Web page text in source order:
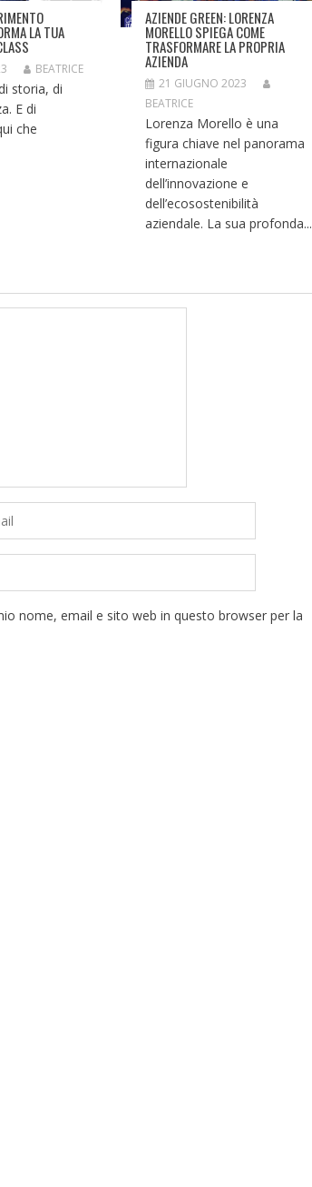
LA TUA
BEATRICE
storia, di
E di
che
AZIENDE GREEN: LORENZA
MORELLO SPIEGA COME
TRASFORMARE LA PROPRIA
AZIENDA
21 GIUGNO 2023
BEATRICE
Lorenza Morello è una
figura chiave nel panorama
internazionale
dell’innovazione e
dell’ecosostenibilità
aziendale. La sua profonda...
nome, email e sito web in questo browser per la